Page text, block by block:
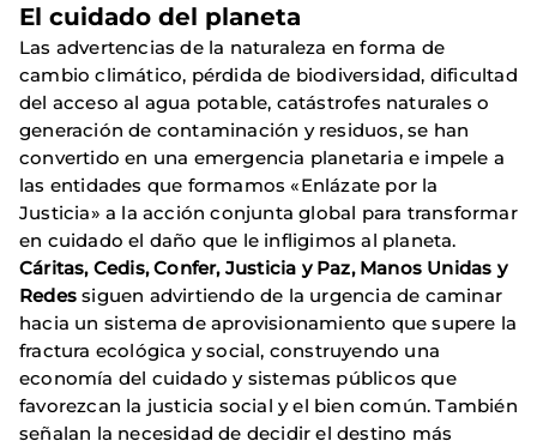
El cuidado del planeta
Las advertencias de la naturaleza en forma de
cambio climático, pérdida de biodiversidad, dificultad
del acceso al agua potable, catástrofes naturales o
generación de contaminación y residuos, se han
convertido en una emergencia planetaria e impele a
las entidades que formamos «Enlázate por la
Justicia» a la acción conjunta global para transformar
en cuidado el daño que le infligimos al planeta.
Cáritas, Cedis, Confer, Justicia y Paz, Manos Unidas y
Redes siguen advirtiendo de la urgencia de caminar
hacia un sistema de aprovisionamiento que supere la
fractura ecológica y social, construyendo una
economía del cuidado y sistemas públicos que
favorezcan la justicia social y el bien común. También
señalan la necesidad de decidir el destino más